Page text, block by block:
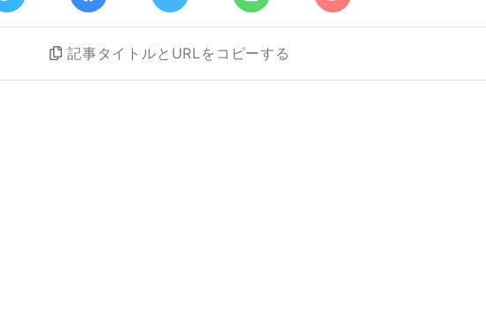
記事タイトルとURLをコピーする